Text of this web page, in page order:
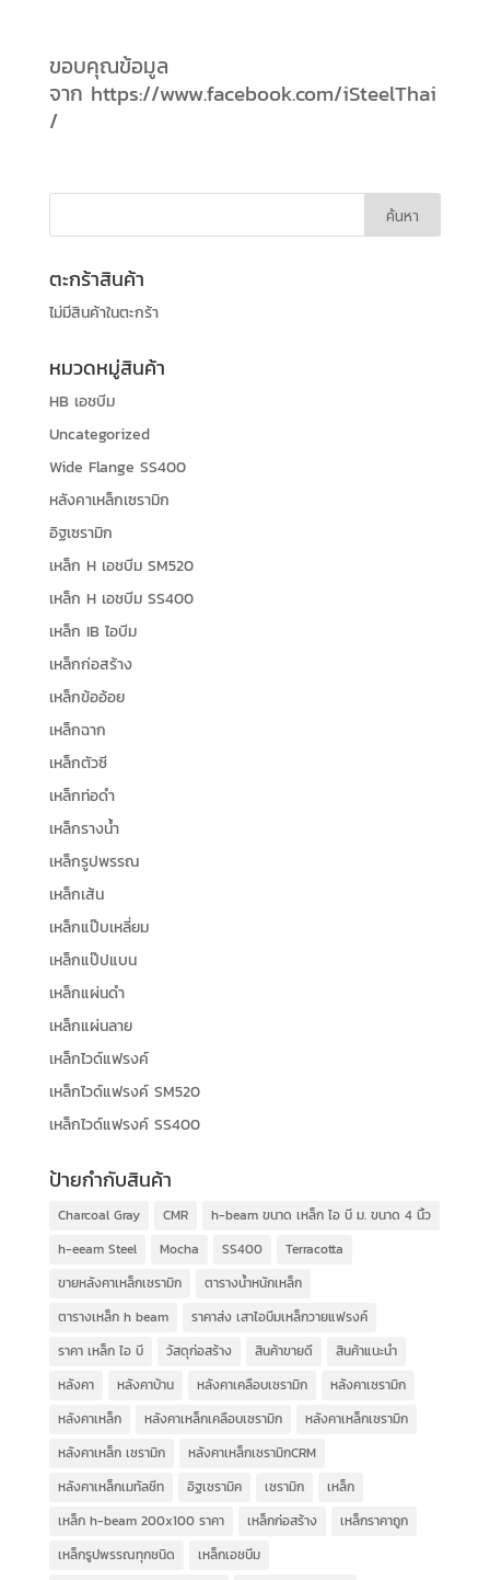
ขอบคุณข้อมูล
จาก https://www.facebook.com/iSteelThai
/
ตะกร้าสินค้า
ไม่มีสินค้าในตะกร้า
หมวดหมู่สินค้า
HB เอชบีม
Uncategorized
Wide Flange SS400
หลังคาเหล็กเซรามิก
อิฐเซรามิก
เหล็ก H เอชบีม SM520
เหล็ก H เอชบีม SS400
เหล็ก IB ไอบีม
เหล็กก่อสร้าง
เหล็กข้ออ้อย
เหล็กฉาก
เหล็กตัวซี
เหล็กท่อดำ
เหล็กรางน้ำ
เหล็กรูปพรรณ
เหล็กเส้น
เหล็กแป๊บเหลี่ยม
เหล็กแป๊ปแบน
เหล็กแผ่นดำ
เหล็กแผ่นลาย
เหล็กไวด์แฟรงค์
เหล็กไวด์แฟรงค์ SM520
เหล็กไวด์แฟรงค์ SS400
ป้ายกำกับสินค้า
Charcoal Gray CMR
h-beam ขนาด เหล็ก ไอ บี ม. ขนาด 4 นิ้ว
h-eeam Steel
Mocha SS400
Terracotta
ขายหลังคาเหล็กเซรามิก
ตารางน้ำหนักเหล็ก
ตารางเหล็ก h beam
ราคาส่ง เสาไอบีมเหล็กวายแฟรงค์
ราคา เหล็ก ไอ บี
วัสดุก่อสร้าง สินค้าขายดี
สินค้าแนะนำ
หลังคา
หลังคาบ้าน หลังคาเคลือบเซรามิก
หลังคาเซรามิก
หลังคาเหล็ก
หลังคาเหล็กเคลือบเซรามิก
หลังคาเหล็กเซรามิก
หลังคาเหล็ก เซรามิก
หลังคาเหล็กเซรามิกCRM
หลังคาเหล็กเมทัลชีท
อิฐเซรามิค เซรามิก
เหล็ก
เหล็ก h-beam 200x100 ราคา
เหล็กก่อสร้าง
เหล็กราคาถูก
เหล็กรูปพรรณทุกชนิด
เหล็กเอชบีม